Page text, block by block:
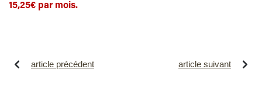
15,25€ par mois.
article précédent article suivant